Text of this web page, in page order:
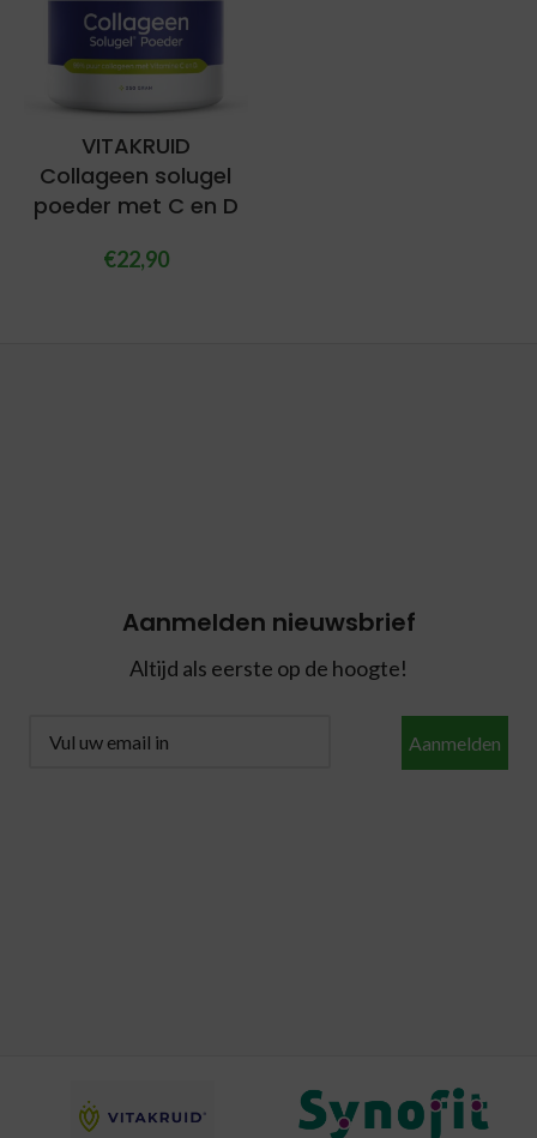
VITAKRUID
Collageen solugel
poeder met C en D
€22,90
Aanmelden nieuwsbrief
Altijd als eerste op de hoogte!
Aanmelden